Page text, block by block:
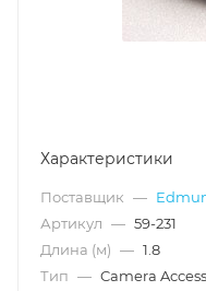
Характеристики
Поставщик —
Артикул — 59-231
Длина (м) — 1.8
Тип — Camera